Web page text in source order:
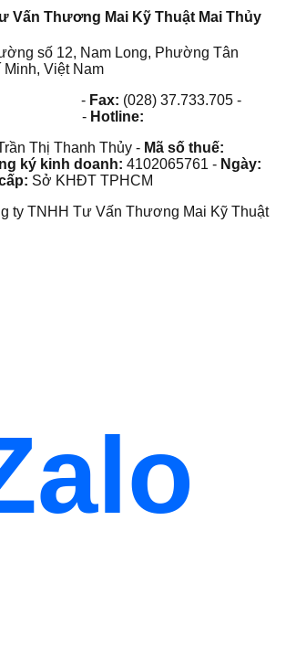
Vấn Thương Mai Kỹ Thuật Mai Thủy
số 12, Nam Long, Phường Tân
Việt Nam
- Fax: (028) 37.733.705 -
- Hotline:
Thị Thanh Thủy - Mã số thuế:
ký kinh doanh: 4102065761 - Ngày:
Sở KHĐT TPHCM
ty TNHH Tư Vấn Thương Mai Kỹ Thuật